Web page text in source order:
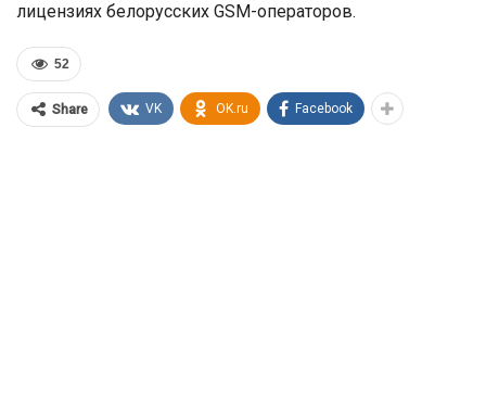
лицензиях белорусских GSM-операторов.
52
Share VK OK.ru Facebook